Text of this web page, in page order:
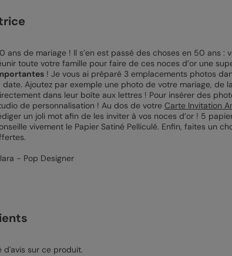
ans de mariage ! Il s’en est passé des choses en 50 ans
toute votre famille pour faire de ces noces d’or une
! Je vous ai préparé 3 emplacements photos
date. Ajoutez par exemple une photo de votre mariage, de
dans leur boîte aux lettres ! Pour insérer des
de personnalisation ! Au dos de votre Carte Invitation
un joli mot afin de les inviter à vos noces d’or ! 5
vivement le Papier Satiné Pelliculé. Enfin, faites un
- Pop Designer
d'avis sur ce produit.